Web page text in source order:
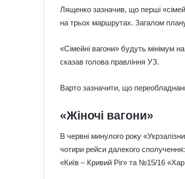
Лященко зазначив, що перші
на трьох маршрутах. Загалом
«Сімейні вагони» будуть мінімум
сказав голова правління УЗ.
Варто зазначити, що
«Жіночі вагони»
В червні минулого року
чотири рейси далекого
«Київ – Кривий Ріг» та №15/16